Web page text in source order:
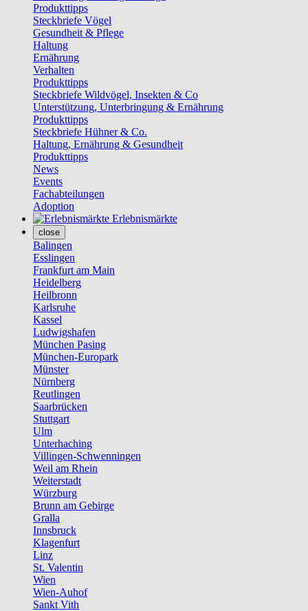
Produkttipps
Steckbriefe Vögel
Gesundheit & Pflege
Haltung
Ernährung
Verhalten
Produkttipps
Steckbriefe Wildvögel, Insekten & Co
Unterstützung, Unterbringung & Ernährung
Produkttipps
Steckbriefe Hühner & Co.
Haltung, Ernährung & Gesundheit
Produkttipps
News
Events
Fachabteilungen
Adoption
Erlebnismärkte
close
Balingen
Esslingen
Frankfurt am Main
Heidelberg
Heilbronn
Karlsruhe
Kassel
Ludwigshafen
München Pasing
München-Europark
Münster
Nürnberg
Reutlingen
Saarbrücken
Stuttgart
Ulm
Unterhaching
Villingen-Schwenningen
Weil am Rhein
Weiterstadt
Würzburg
Brunn am Gebirge
Gralla
Innsbruck
Klagenfurt
Linz
St. Valentin
Wien
Wien-Auhof
Sankt Vith